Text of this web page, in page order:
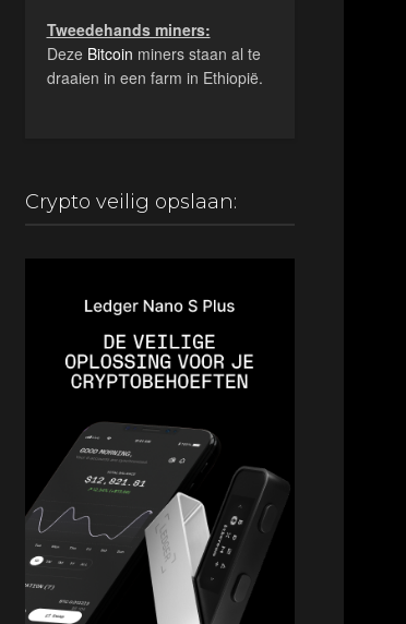
Tweedehands miners:
Deze Bitcoin miners staan al te
draaien in een farm in Ethiopië.
Crypto veilig opslaan: